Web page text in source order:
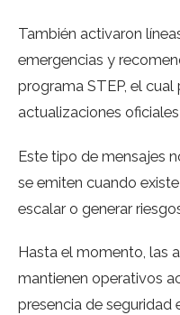
También activaron
emergencias y
programa STEP, el
actualizaciones
Este tipo de mensajes
se emiten cuando
escalar o generar
Hasta el momento, las
mantienen operativos
presencia de seguridad